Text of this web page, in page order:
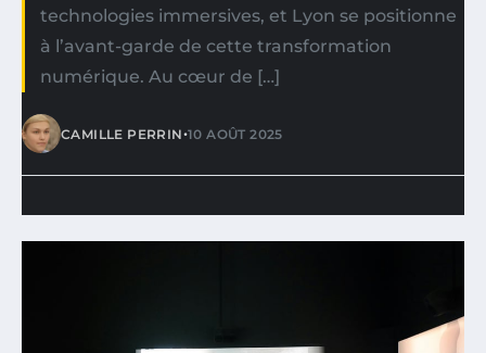
technologies immersives, et Lyon se positionne
à l’avant-garde de cette transformation
numérique. Au cœur de […]
CAMILLE PERRIN•10 AOÛT 2025